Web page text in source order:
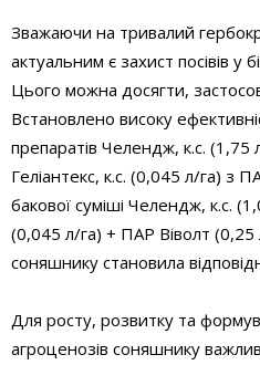
Зважаючи на тривалий
актуальним є захист посівів у
Цього можна досягти,
Встановлено високу
препаратів Челендж, к.с.
Геліантекс, к.с. (0,045 л/га) з
бакової суміші Челендж, к.с.
(0,045 л/га) + ПАР Віволт (0,25
соняшнику становила
Для росту, розвитку та
агроценозів соняшнику